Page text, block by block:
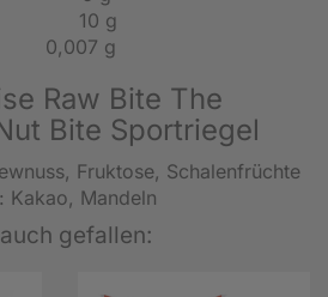
10 g
g
Raw Bite The
Bite Sportriegel
Fruktose, Schalenfrüchte
Kakao, Mandeln
gefallen: